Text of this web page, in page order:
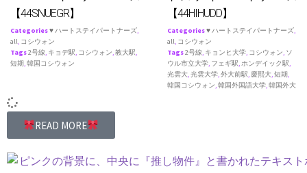
【44SNUEGR】
Categories♥ ハートステイパートナーズ,
all, コシウォン
Tags2号線, キョデ駅, コシウォン,教大駅,
短期,韓国コシウォン
【44HIHUDD】
Categories♥ ハートステイパートナーズ,
all, コシウォン
Tags2号線, キョンヒ大学, コシウォン, ソ
ウル市立大学, フェギ駅,ホンデイック駅,
光雲大,光雲大学,外大前駅, 慶熙大,短期,
韓国コシウォン,韓国外国語大学,韓国外大
READ MORE